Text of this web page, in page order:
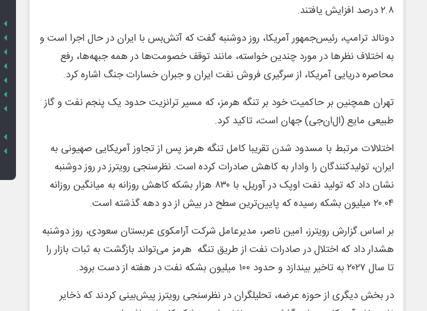
۲.۸ درصد افزایش یافتند.
دونالد ترامپ، رئیس‌جمهور آمریکا، روز دوشنبه گفت که آتش‌بس با ایران در حال اجرا است و
به اختلاف نظرها در مورد چندین خواسته، مانند توقف خصومت‌ها در همه جبهه‌ها، رفع
محاصره دریایی آمریکا، از سرگیری فروش نفت ایران و جبران خسارات جنگ اشاره کرد.
تهران همچنین بر حاکمیت خود بر تنگه هرمز، که مسیر ترانزیت حدود یک پنجم نفت و گاز
طبیعی مایع (ال‌ان‌جی) جهان است، تاکید کرد.
اختلالات مرتبط با مسدود شدن تقریبا کامل تنگه هرمز پس از تجاوز آمریکایی صهیونی به
ایران، تولیدکنندگان را وادار به کاهش صادرات کرده است. نظرسنجی رویترز در روز دوشنبه
نشان داد که تولید نفت اوپک در آوریل، با ۸۳۰ هزار بشکه کاهش روزانه به میانگین روزانه
۲۰.۰۴ میلیون بشکه رسیده که پایین‌ترین سطح در بیش از دو دهه گذشته است.
بر اساس گزارش رویترز، امین ناصر، مدیرعامل شرکت آرامکوی عربستان سعودی، روز دوشنبه
هشدار داد که اختلال در صادرات نفت از طریق تنگه هرمز می‌تواند بازگشت به ثبات بازار را
تا سال ۲۰۲۷ به تاخیر بیندازد و حدود ۱۰۰ میلیون بشکه نفت در هفته از دست برود.
در بخش دیگری از حوزه عرضه، تحلیلگران در نظرسنجی رویترز پیش‌بینی کردند که ذخایر